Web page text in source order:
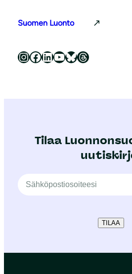
Suomen Luonto
Luonnonsuojeluliitto Instagramissa Luonnonsuojeluliitto Facebookissa Luonnonsuojeluliitto LinkedInissä Luonnonsuojeluliiton YouTube-kanava Luonnonsuojeluliitto Blueskyssa Luonnonsuojeluliitto Threadsissa
Tilaa
TILAA